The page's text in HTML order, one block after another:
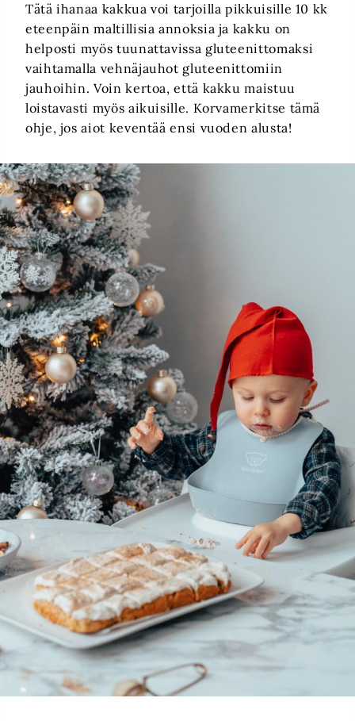
Tätä ihanaa kakkua voi tarjoilla pikkuisille 10 kk
eteenpäin maltillisia annoksia ja kakku on
helposti myös tuunattavissa gluteenittomaksi
vaihtamalla vehnäjauhot gluteenittomiin
jauhoihin. Voin kertoa, että kakku maistuu
loistavasti myös aikuisille. Korvamerkitse tämä
ohje, jos aiot keventää ensi vuoden alusta!